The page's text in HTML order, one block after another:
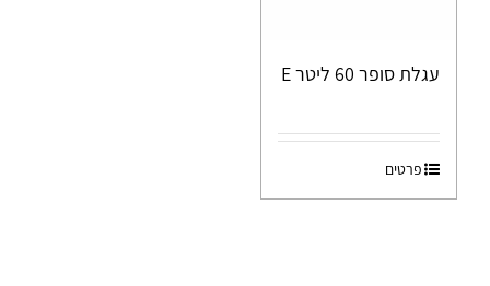
עגלת סופר 60 ליטר E
פרטים